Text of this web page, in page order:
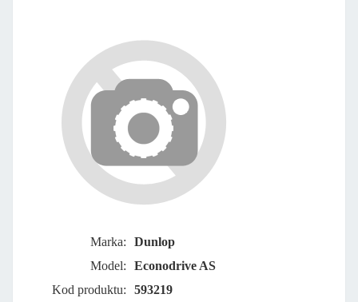
Marka:
Dunlop
Model:
Econodrive AS
Kod produktu:
593219